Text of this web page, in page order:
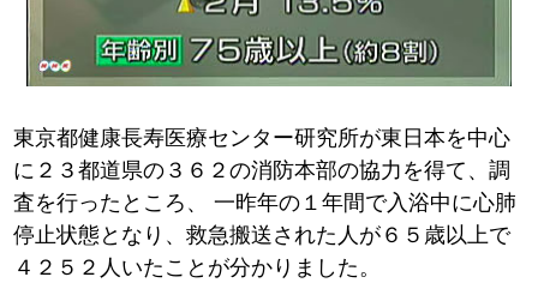
東京都健康長寿医療センター研究所が東日本を中心
に２３都道県の３６２の消防本部の協力を得て、調
査を行ったところ、
一昨年の１年間で入浴中に心肺
停止状態となり、救急搬送された人が６５歳以上で
４２５２人いたことが分かりました。